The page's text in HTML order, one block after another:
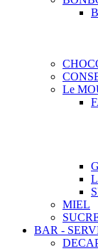
Le
MIEL
BAR -